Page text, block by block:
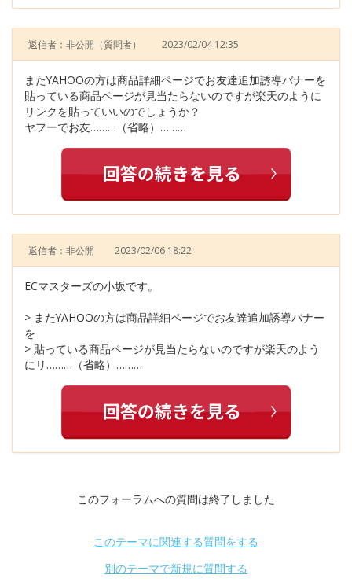
返信者：非公開 （質問者） 2023/02/04 12:35
またYAHOOの方は商品詳細ページでお友達追加誘導バナーを
貼っている商品ページが見当たらないのですが楽天のように
リンクを貼っていいのでしょうか？
ヤフーでお友………（省略）………
返信者：非公開 2023/02/06 18:22
ECマスターズの小坂です。
> またYAHOOの方は商品詳細ページでお友達追加誘導バナー
を
> 貼っている商品ページが見当たらないのですが楽天のよう
にリ………（省略）………
このフォーラムへの質問は終了しました
このテーマに関連する質問をする
別のテーマで新規に質問する